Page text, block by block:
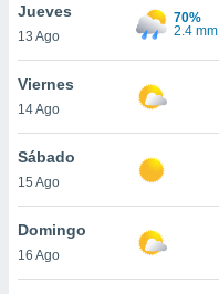
de
disponible
cookies
aceptar
Jueves
13 Ago
70%
2.4 mm
Viernes
14 Ago
Sábado
15 Ago
Domingo
16 Ago